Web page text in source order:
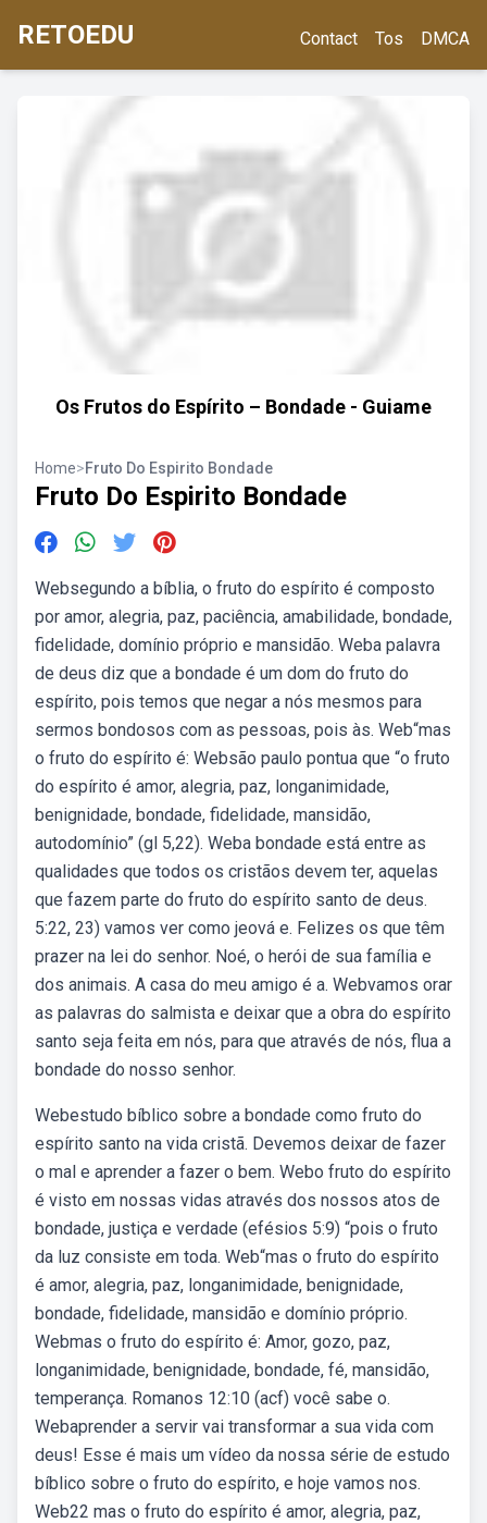
RETOEDU Contact Tos DMCA
Os Frutos do Espírito – Bondade - Guiame
Home>Fruto Do Espirito Bondade
Fruto Do Espirito Bondade
Websegundo a bíblia, o fruto do espírito é composto
por amor, alegria, paz, paciência, amabilidade, bondade,
fidelidade, domínio próprio e mansidão. Weba palavra
de deus diz que a bondade é um dom do fruto do
espírito, pois temos que negar a nós mesmos para
sermos bondosos com as pessoas, pois às. Web“mas
o fruto do espírito é: Websão paulo pontua que “o fruto
do espírito é amor, alegria, paz, longanimidade,
benignidade, bondade, fidelidade, mansidão,
autodomínio” (gl 5,22). Weba bondade está entre as
qualidades que todos os cristãos devem ter, aquelas
que fazem parte do fruto do espírito santo de deus.
5:22, 23) vamos ver como jeová e. Felizes os que têm
prazer na lei do senhor. Noé, o herói de sua família e
dos animais. A casa do meu amigo é a. Webvamos orar
as palavras do salmista e deixar que a obra do espírito
santo seja feita em nós, para que através de nós, flua a
bondade do nosso senhor.
Webestudo bíblico sobre a bondade como fruto do
espírito santo na vida cristã. Devemos deixar de fazer
o mal e aprender a fazer o bem. Webo fruto do espírito
é visto em nossas vidas através dos nossos atos de
bondade, justiça e verdade (efésios 5:9) “pois o fruto
da luz consiste em toda. Web“mas o fruto do espírito
é amor, alegria, paz, longanimidade, benignidade,
bondade, fidelidade, mansidão e domínio próprio.
Webmas o fruto do espírito é: Amor, gozo, paz,
longanimidade, benignidade, bondade, fé, mansidão,
temperança. Romanos 12:10 (acf) você sabe o.
Webaprender a servir vai transformar a sua vida com
deus! Esse é mais um vídeo da nossa série de estudo
bíblico sobre o fruto do espírito, e hoje vamos nos.
Web22 mas o fruto do espírito é amor, alegria, paz,